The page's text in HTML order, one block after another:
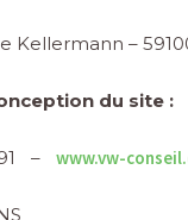
Kellermann –
du site :
– www.vw-